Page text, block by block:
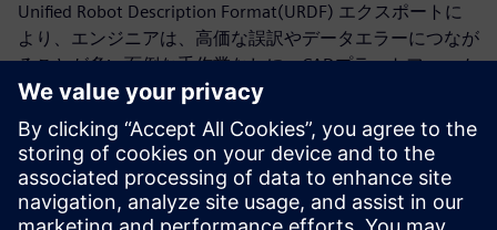
Unified Robot Description Format(URDF) エクスポートに
より、エンジニアは、高価な誤訳やデータエラーにつなが
ることが多い面倒な手作業なしに、CADプラットフォーム
とシミュレーションプラットフォーム間でモデルを簡単に
転送できます。
この無料のソリューション概要をダウンロードして、
URDFエクスポートがヒューマノイドロボット設計の可能
性を最大限に引き出すのにどのように役立つかをご覧くだ